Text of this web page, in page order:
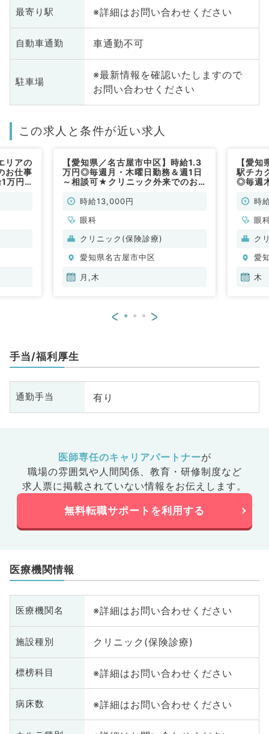
最寄り駅 ※詳細はお問い合わせください
自動車通勤 車通勤不可
駐車場
※最新情報を確認いたしますので
お問い合わせください
この求人と条件が近い求人
リアの
お仕事
万円
【愛知県／名古屋市中区】時給1.3
万円◎毎週月・木曜日勤務＆週1日
～相談可★クリニック外来でのお
時給13,000円
眼科
クリニック(保険診療)
愛知県名古屋市中区
月,木
【愛
駅チカ
◎毎週
時
眼
ク
愛
木
< >
手当/福利厚生
通勤手当 有り
医師専任のキャリアパートナーが
職場の雰囲気や人間関係、 教育・研修制度など
求人票に掲載されていない情報をお伝えします。
無料転職サポートを利用する
医療機関情報
医療機関名 ※詳細はお問い合わせください
施設種別 クリニック(保険診療)
標榜科目 ※詳細はお問い合わせください
病床数 ※詳細はお問い合わせください